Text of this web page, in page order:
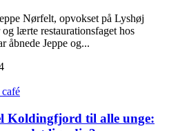
Nørfelt, opvokset på Lyshøj
lærte restaurationsfaget hos
åbnede Jeppe og...
Koldingfjord til alle unge: